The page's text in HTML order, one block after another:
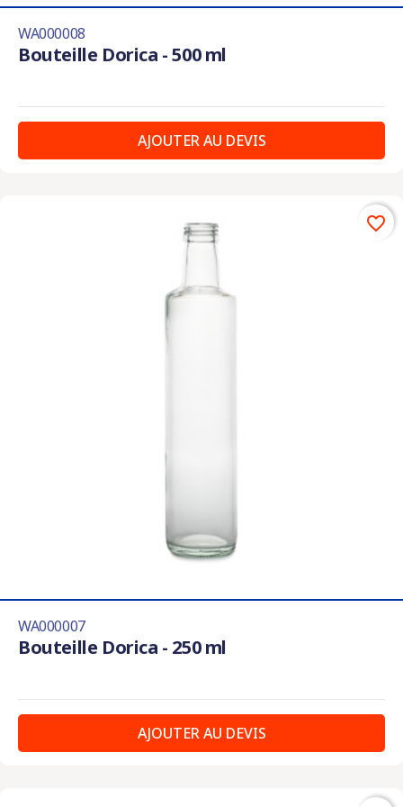
WA000008
Bouteille Dorica - 500 ml
AJOUTER AU DEVIS
WA000007
Bouteille Dorica - 250 ml
AJOUTER AU DEVIS
favorite_border